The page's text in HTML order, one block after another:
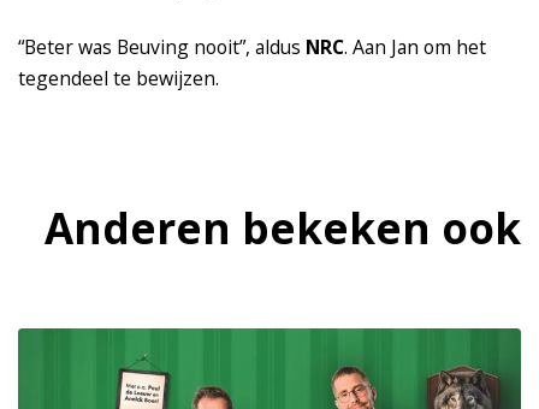
“Beter was Beuving nooit”, aldus NRC. Aan Jan om het
tegendeel te bewijzen.
Anderen bekeken ook